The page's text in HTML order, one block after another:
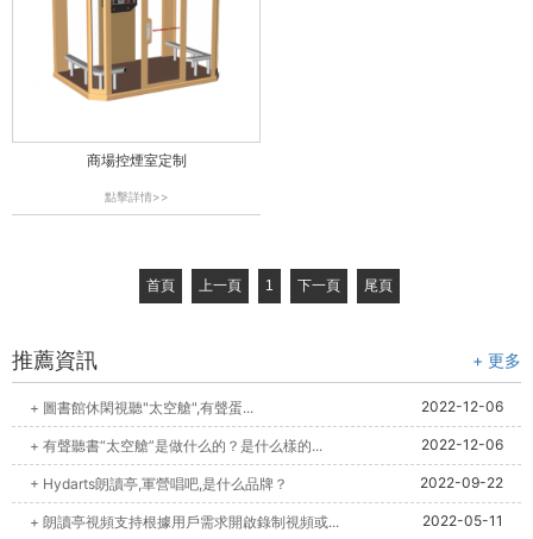
商場控煙室定制
點擊詳情>>
首頁 上一頁 1 下一頁 尾頁
推薦資訊 + 更多
+ 圖書館休閑視聽"太空艙",有聲蛋... 2022-12-06
+ 有聲聽書“太空艙”是做什么的？是什么樣的... 2022-12-06
+ Hydarts朗讀亭,軍營唱吧,是什么品牌？ 2022-09-22
+ 朗讀亭視頻支持根據用戶需求開啟錄制視頻或... 2022-05-11